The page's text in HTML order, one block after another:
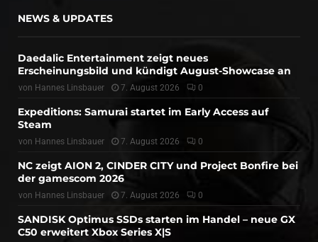
NEWS & UPDATES
Daedalic Entertainment zeigt neues
Erscheinungsbild und kündigt August-Showcase an
von Hannes Linsbauer 7. August 2026 0
Expeditions: Samurai startet im Early Access auf
Steam
von Hannes Linsbauer 7. August 2026 0
NC zeigt AION 2, CINDER CITY und Project Bonfire bei
der gamescom 2026
von Hannes Linsbauer 7. August 2026 0
SANDISK Optimus SSDs starten im Handel – neue GX
C50 erweitert Xbox Series X|S